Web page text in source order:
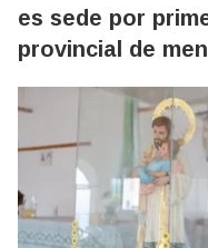
es sede por
provincial de